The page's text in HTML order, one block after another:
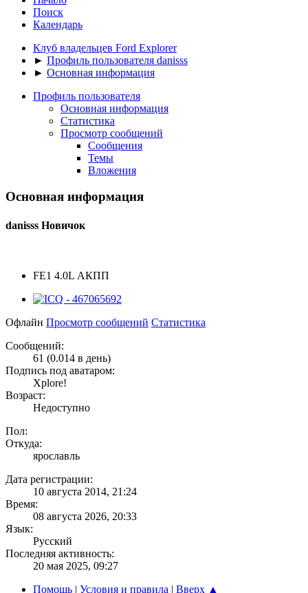
Поиск
Календарь
Клуб владельцев Ford Explorer
► Профиль пользователя danisss
► Основная информация
Профиль пользователя
Основная информация
Статистика
Просмотр сообщений
Сообщения
Темы
Вложения
Основная информация
danisss Новичок
FE1 4.0L АКПП
Офлайн Просмотр сообщений Статистика
Сообщений:
61 (0.014 в день)
Подпись под аватаром:
Xplore!
Возраст:
Недоступно
Пол:
Откуда:
ярославль
Дата регистрации:
10 августа 2014, 21:24
Время:
08 августа 2026, 20:33
Язык:
Русский
Последняя активность:
20 мая 2025, 09:27
Помощь | Условия и правила | Вверх ▲